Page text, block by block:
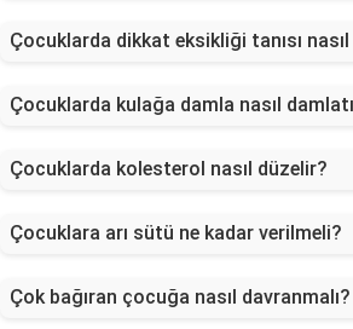
Çocuklarda dikkat eksikliği tanısı
Çocuklarda kulağa damla nasıl
Çocuklarda kolesterol nasıl düzelir?
Çocuklara arı sütü ne kadar verilmeli?
Çok bağıran çocuğa nasıl davranmalı?